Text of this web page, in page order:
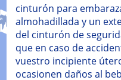
cinturón para
almohadillada y un
del cinturón de
que en caso de
vuestro incipiente
ocasionen daños al